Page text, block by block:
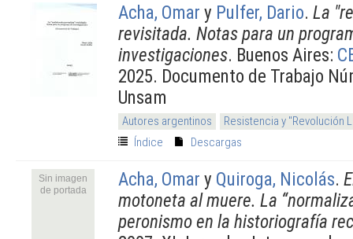
Acha, Omar y Pulfer, Dario. La
revisitada. Notas para un
investigaciones. Buenos Aires:
2025. Documento de Trabajo
Unsam
Autores argentinos
Resistencia y "Revolución
Índice
Descargas
Sin imagen
de portada
Acha, Omar y Quiroga, Nicolás.
motoneta al muere. La
peronismo en la historiografía